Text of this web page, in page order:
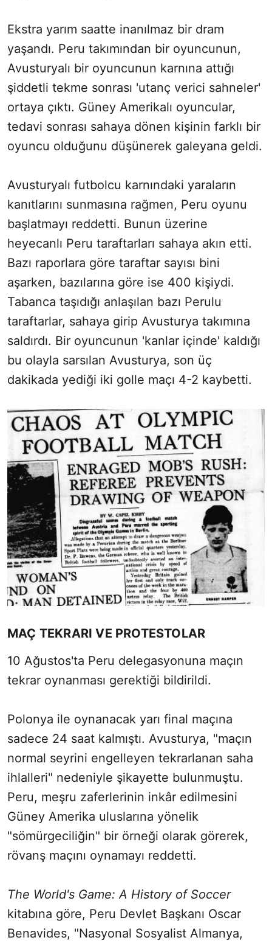
Ekstra yarım saatte inanılmaz bir dram
yaşandı. Peru takımından bir oyuncunun,
Avusturyalı bir oyuncunun karnına attığı
şiddetli tekme sonrası 'utanç verici sahneler'
ortaya çıktı. Güney Amerikalı oyuncular,
tedavi sonrası sahaya dönen kişinin farklı bir
oyuncu olduğunu düşünerek galeyana geldi.
Avusturyalı futbolcu karnındaki yaraların
kanıtlarını sunmasına rağmen, Peru oyunu
başlatmayı reddetti. Bunun üzerine
heyecanlı Peru taraftarları sahaya akın etti.
Bazı raporlara göre taraftar sayısı bini
aşarken, bazılarına göre ise 400 kişiydi.
Tabanca taşıdığı anlaşılan bazı Perulu
taraftarlar, sahaya girip Avusturya takımına
saldırdı. Bir oyuncunun 'kanlar içinde' kaldığı
bu olayla sarsılan Avusturya, son üç
dakikada yediği iki golle maçı 4-2 kaybetti.
MAÇ TEKRARI VE PROTESTOLAR
10 Ağustos'ta Peru delegasyonuna maçın
tekrar oynanması gerektiği bildirildi.
Polonya ile oynanacak yarı final maçına
sadece 24 saat kalmıştı. Avusturya, "maçın
normal seyrini engelleyen tekrarlanan saha
ihlalleri" nedeniyle şikayette bulunmuştu.
Peru, meşru zaferlerinin inkâr edilmesini
Güney Amerika uluslarına yönelik
"sömürgeciliğin" bir örneği olarak görerek,
rövanş maçını oynamayı reddetti.
The World's Game: A History of Soccer
kitabına göre, Peru Devlet Başkanı Oscar
Benavides, "Nasyonal Sosyalist Almanya,